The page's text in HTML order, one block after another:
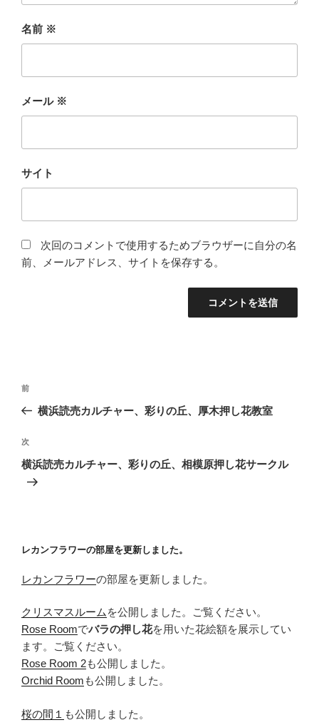
名前 ※
メール ※
サイト
次回のコメントで使用するためブラウザーに自分の名
前、メールアドレス、サイトを保存する。
投
ナ
ビ
ゲ
ー
前
の
稿
前
横浜読売カルチャー、彩りの丘、厚木押し花教室
次
の
次
横浜読売カルチャー、彩りの丘、相模原押し花サークル
レカンフラワーの部屋を更新しました。
レカンフラワーの部屋を更新しました。
クリスマスルーム を公開しました。ご覧ください。
Rose Roomでバラの押し花を用いた花絵額を展示してい
ます。ご覧ください。
Rose Room 2も公開しました。
Orchid Room も公開しました。
桜の間１ も公開しました。